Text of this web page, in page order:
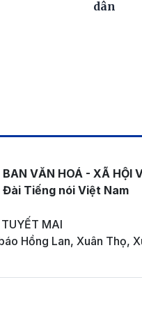
dân
BAN VĂN HOÁ - XÃ HỘI
Đài Tiếng nói Việt Nam
MAI
Hồng Lan, Xuân Thọ,